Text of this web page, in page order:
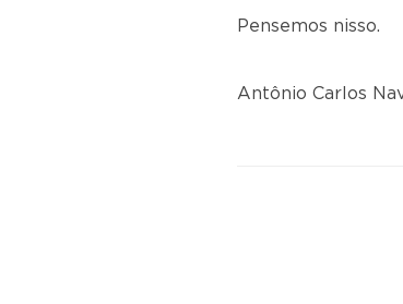
Pensemos nisso.
Antônio Carlos